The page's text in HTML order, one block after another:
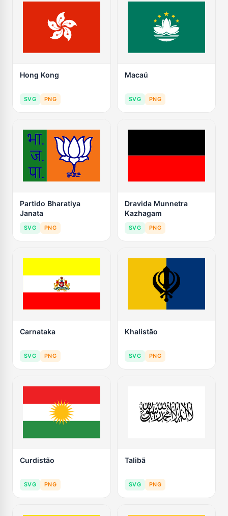
Hong Kong
SVG PNG
Macaú
SVG PNG
Partido Bharatiya
Janata
SVG PNG
Dravida Munnetra
Kazhagam
SVG PNG
Carnataka
SVG PNG
Khalistão
SVG PNG
Curdistão
SVG PNG
Talibã
SVG PNG